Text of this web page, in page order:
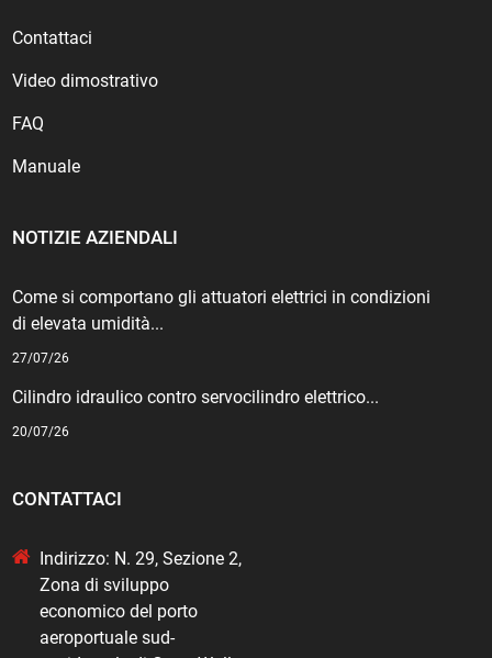
Contattaci
Video dimostrativo
FAQ
Manuale
NOTIZIE AZIENDALI
Come si comportano gli attuatori elettrici in condizioni
di elevata umidità...
27/07/26
Cilindro idraulico contro servocilindro elettrico...
20/07/26
CONTATTACI
Indirizzo: N. 29, Sezione 2,
Zona di sviluppo
economico del porto
aeroportuale sud-